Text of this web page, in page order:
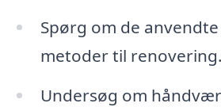
Spørg om de
metoder til renovering.
Undersøg om